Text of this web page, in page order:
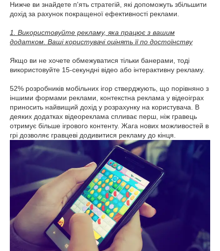
Нижче ви знайдете п'ять стратегій, які допоможуть збільшити
дохід за рахунок покращеної ефективності реклами.
1. Використовуйте рекламу, яка працює з вашим
додатком. Ваші користувачі оцінять її по достоїнству
Якщо ви не хочете обмежуватися тільки банерами, тоді
використовуйте 15-секундні відео або інтерактивну рекламу.
52% розробників мобільних ігор стверджують, що порівняно з
іншими формами реклами, контекстна реклама у відеоіграх
приносить найвищий дохід у розрахунку на користувача. В
деяких додатках відеореклама спливає перш, ніж гравець
отримує більше ігрового контенту. Жага нових можливостей в
грі дозволяє гравцеві додивитися рекламу до кінця.